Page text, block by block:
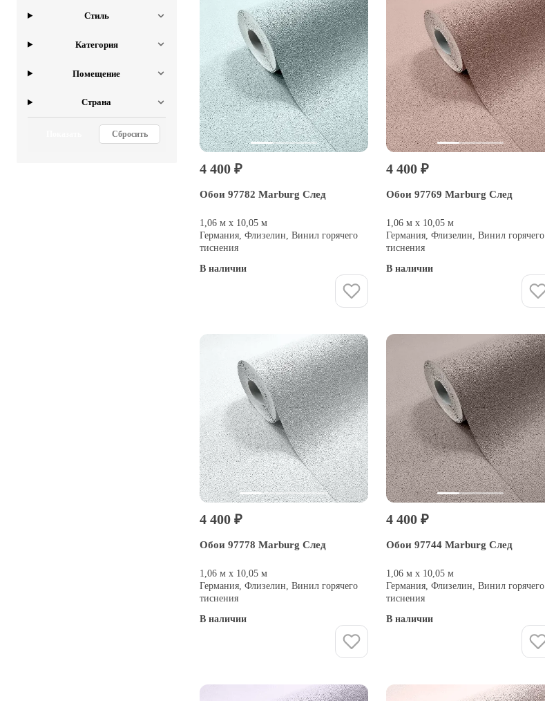
Стиль
Категория
Помещение
Страна
Сбросить
4 400 ₽
Обои 97782 Marburg След
1,06 м х 10,05 м
Германия, Флизелин, Винил горячего
тиснения
В наличии
4 400 ₽
Обои 97769 Marburg След
1,06 м х 10,05 м
Германия, Флизелин, Винил горячего
тиснения
В наличии
4 400 ₽
Обои 97778 Marburg След
1,06 м х 10,05 м
Германия, Флизелин, Винил горячего
тиснения
В наличии
4 400 ₽
Обои 97744 Marburg След
1,06 м х 10,05 м
Германия, Флизелин, Винил горячего
тиснения
В наличии